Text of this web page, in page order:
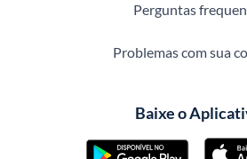
Perguntas
Problemas com sua
Baixe o